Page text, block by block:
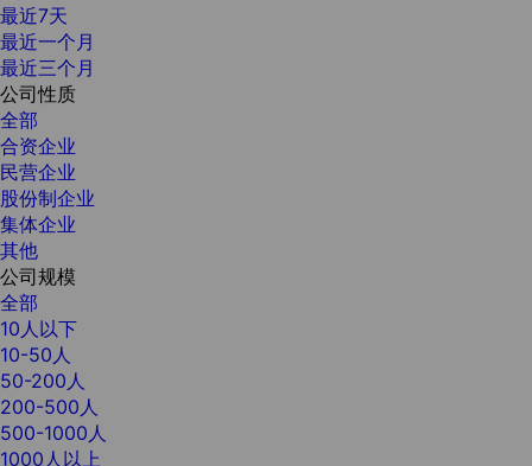
最近7天
最近一个月
最近三个月
公司性质
全部
合资企业
民营企业
股份制企业
集体企业
其他
公司规模
全部
10人以下
10-50人
50-200人
200-500人
500-1000人
1000人以上